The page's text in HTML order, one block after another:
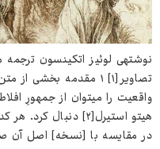
نوشته‌ی لوئیز اتکینسون
تصاویر[۱] ۱ مقدمه
هیتو استیرل[۲] دنبال
در مقایسه با [نسخه] اصل آن